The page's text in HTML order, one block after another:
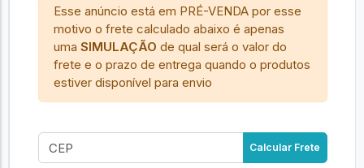
Esse anúncio está em PRÉ-VENDA por esse
motivo o frete calculado abaixo é apenas
umaSIMULAÇÃO de qual será o valor do
frete e o prazo de entrega quando o produtos
estiver disponível para envio
Calcular Frete